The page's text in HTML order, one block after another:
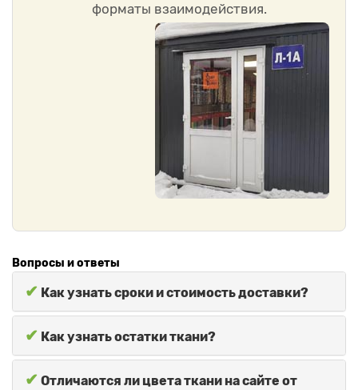
форматы взаимодействия.
Вопросы и ответы
✔ Как узнать сроки и стоимость доставки?
✔ Как узнать остатки ткани?
✔ Отличаются ли цвета ткани на сайте от